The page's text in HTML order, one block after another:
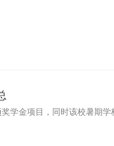
学金项目，同时该校暑期学